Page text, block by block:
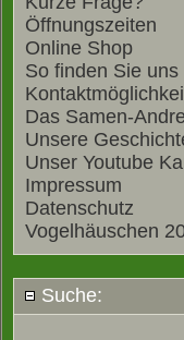
Öffnungszeiten
Online Shop
So finden Sie uns
Das Samen-
Unsere
Unser Youtube
Impressum
Datenschutz
Vogelhäuschen
Suche: